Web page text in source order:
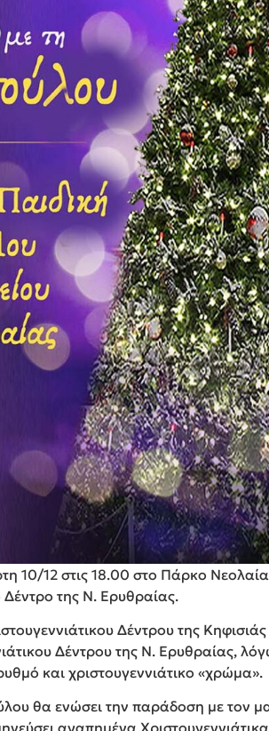
10/12 στις 18.00 στο Πάρκο
Δέντρο της Ν. Ερυθραίας.
Δέντρου της
Δέντρου της Ν. Ερυθραίας,
και χριστουγεννιάτικο «χρώμα».
θα ενώσει την παράδοση με τον